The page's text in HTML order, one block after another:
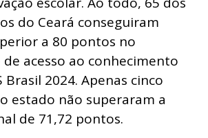
do Ceará conseguiram
a 80 pontos no
acesso ao conhecimento
Brasil 2024. Apenas cinco
estado não superaram a
de 71,72 pontos.